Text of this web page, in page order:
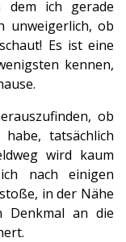
ich gerade
unweigerlich, ob
Es ist eine
kennen,
ob
tatsächlich
wird kaum
nach einigen
in der Nähe
Denkmal an die